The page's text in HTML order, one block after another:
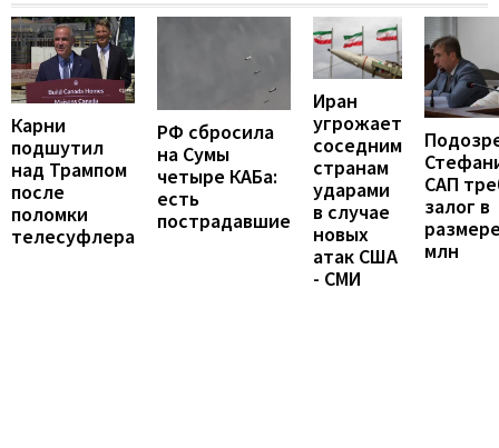
Карни
подшутил
над Трампом
после
поломки
телесуфлера
РФ сбросила
на Сумы
четыре КАБа:
есть
пострадавшие
Иран
угрожает
соседним
странам
ударами
в случае
новых
атак США
- СМИ
САП
залог в
млн